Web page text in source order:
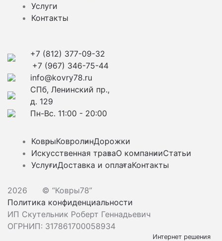
Услуги
Контакты
+7 (812) 377-09-32
+7 (967) 346-75-44
info@kovry78.ru
СПб, Ленинский пр.,
д. 129
Пн-Вс. 11:00 - 20:00
КоврыКовролинДорожки
Искусственная траваО компанииСтатьи
УслугиДоставка и оплатаКонтакты
2026
© “Ковры78”
Политика конфиденциальности
ИП Скутельник Роберт Геннадьевич
ОГРНИП: 317861700058934
Интернет решения